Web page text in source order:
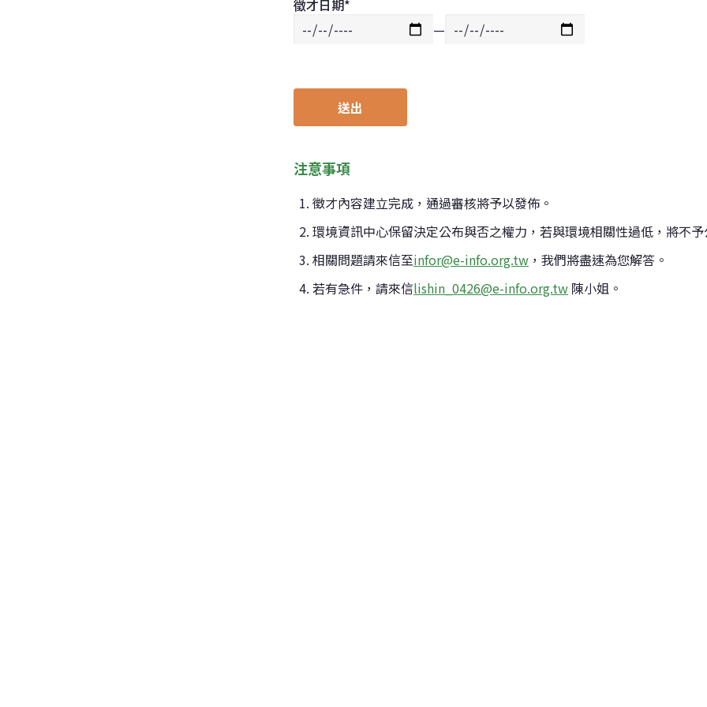
徵才日期*
—
送出
注意事項
徵才內容建立完成，通過審核將予以發佈。
環境資訊中心保留決定公布與否之權力，若與環境相關性過低，將不
相關問題請來信至infor@e-info.org.tw ，我們將盡速為您解答。
若有急件，請來信lishin_0426@e-info.org.tw 陳小姐。